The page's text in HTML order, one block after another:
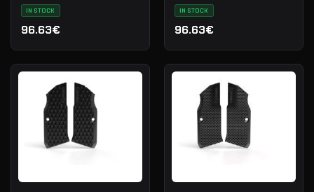
IN STOCK
96.63€
IN STOCK
96.63€